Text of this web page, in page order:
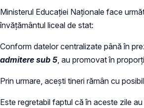
Ministerul Educației Naționale face
învățământul liceal de stat:
Conform datelor centralizate până în
admitere sub 5, au promovat în
Prin urmare, acești tineri rămân cu
Este regretabil faptul că în aceste zile